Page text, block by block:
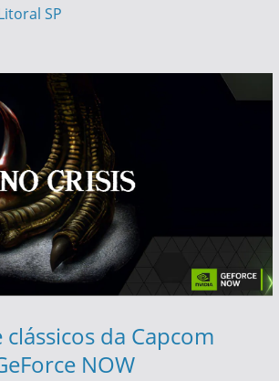
SP
da Capcom
NOW